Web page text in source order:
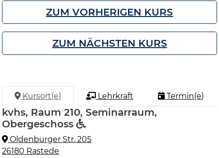
ZUM VORHERIGEN KURS
ZUM NÄCHSTEN KURS
Kursort(e) Lehrkraft Termin(e)
kvhs, Raum 210, Seminarraum,
Obergeschoss
Oldenburger Str. 205
26180 Rastede